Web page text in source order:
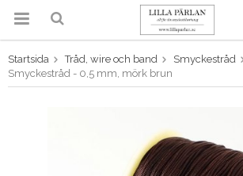
Produkten har blivit tillagd i
varukorgen
Startsida Tråd, wire och band Smyckestråd
Smyckestråd - 0,5 mm, mörk brun